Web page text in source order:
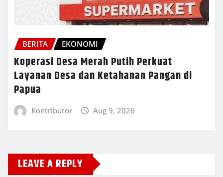
BERITA EKONOMI
Koperasi Desa Merah Putih Perkuat
Layanan Desa dan Ketahanan Pangan di
Papua
Kontributor Aug 9, 2026
LEAVE A REPLY